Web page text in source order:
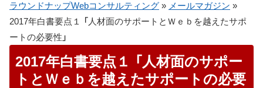
ラウンドナップWebコンサルティング » メールマガジン »
2017年白書要点１ 「人材面のサポートとＷｅｂを越えたサポ
ートの必要性」
2017年白書要点１ 「人材面のサポー
トとＷｅｂを越えたサポートの必要